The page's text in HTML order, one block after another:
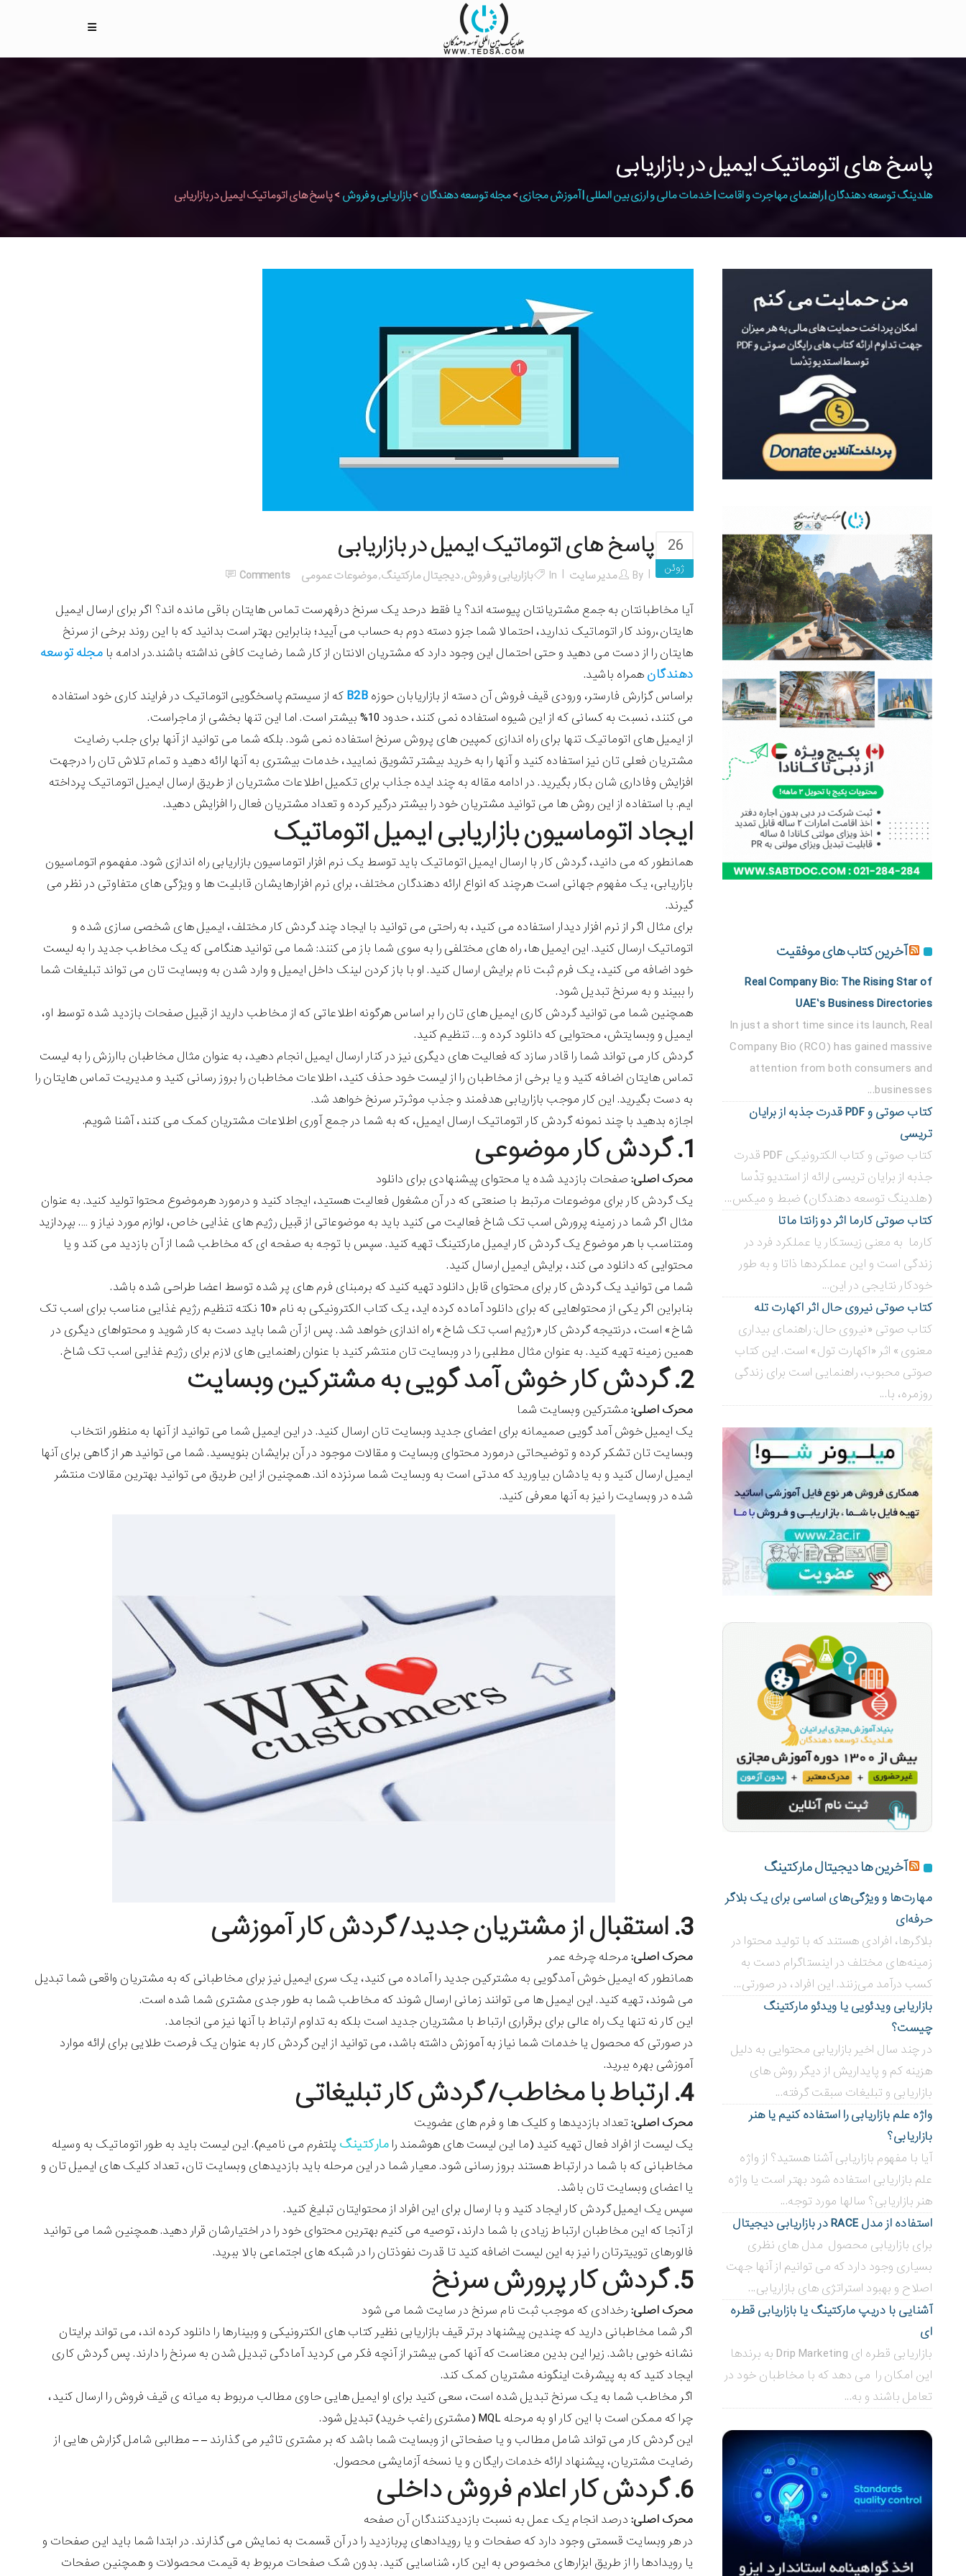
پاسخ های اتوماتیک ایمیل در بازاریابی
هلدینگ توسعه دهندگان | راهنمای مهاجرت و اقامت | خدمات مالی و ارزی بین المللی | آموزش مجازی>مجله توسعه دهندگان >بازاریابی و فروش >پاسخ های اتوماتیک ایمیل در بازاریابی
26
ژوئن
پاسخ های اتوماتیک ایمیل در بازاریابی
By مدیر سایت In بازاریابی و فروش,دیجیتال مارکتینگ,موضوعات عمومی Comments
آیا مخاطبانتان به جمع مشتریانتان پیوسته اند؟ یا فقط درحد یک سرنخ درفهرست تماس هایتان باقی مانده اند؟ اگر برای ارسال ایمیل
هایتان،روند کار اتوماتیک ندارید، احتمالا شما جزو دسته دوم به حساب می آیید؛ بنابراین بهتر است بدانید که با این روند برخی از سرنخ
هایتان را از دست می دهید و حتی احتمال این وجود دارد که مشتریان الانتان از کار شما رضایت کافی نداشته باشند.در ادامه با مجله توسعه
دهندگان همراه باشید.
براساس گزارش فارستر، ورودی قیف فروش آن دسته از بازاریابان حوزه B2B که از سیستم پاسخگویی اتوماتیک در فرایند کاری خود استفاده
می کنند، نسبت به کسانی که از این شیوه استفاده نمی کنند، حدود 10% بیشتر است. اما این تنها بخشی از ماجراست.
از ایمیل های اتوماتیک تنها برای راه اندازی کمپین های پروش سرنخ استفاده نمی شود. بلکه شما می توانید از آنها برای جلب رضایت
مشتریان فعلی تان نیز استفاده کنید و آنها را به خرید بیشتر تشویق نمایید، خدمات بیشتری به آنها ارائه دهید و تمام تلاش تان را درجهت
افزایش وفاداری شان بکار بگیرید. در ادامه مقاله به چند ایده جذاب برای تکمیل اطلاعات مشتریان از طریق ارسال ایمیل اتوماتیک پرداخته
ایم. با استفاده از این روش ها می توانید مشتریان خود را بیشتر درگیر کرده و تعداد مشتریان فعال را افزایش دهید.
ایجاد اتوماسیون بازاریابی ایمیل اتوماتیک
همانطور که می دانید، گردش کار با ارسال ایمیل اتوماتیک باید توسط یک نرم افزار اتوماسیون بازاریابی راه اندازی شود. مفهموم اتوماسیون
بازاریابی، یک مفهوم جهانی است هرچند که انواع ارائه دهندگان مختلف، برای نرم افزارهایشان قابلیت ها و ویژگی های متفاوتی در نظر می
گیرند.
برای مثال اگر از نرم افزار دیدار استفاده می کنید، به راحتی می توانید با ایجاد چند گردش کار مختلف، ایمیل های شخصی سازی شده و
اتوماتیک ارسال کنید. این ایمیل ها، راه های مختلفی را به سوی شما باز می کنند: شما می توانید هنگامی که یک مخاطب جدید را به لیست
خود اضافه می کنید، یک فرم ثبت نام برایش ارسال کنید. او با باز کردن لینک داخل ایمیل و وارد شدن به وبسایت تان می تواند تبلیغات شما
را ببیند و به سرنخ تبدیل شود.
همچنین شما می توانید گردش کاری ایمیل های تان را بر اساس هرگونه اطلاعاتی که از مخاطب دارید از قبیل صفحات بازدید شده توسط او،
ایمیل و وبسایتش، محتوایی که دانلود کرده و…. تنظیم کنید.
گردش کار می تواند شما را قادر سازد که فعالیت های دیگری نیز در کنار ارسال ایمیل انجام دهید، به عنوان مثال مخاطبان باارزش را به لیست
تماس هایتان اضافه کنید و یا برخی از مخاطبان را از لیست خود حذف کنید، اطلاعات مخاطبان را بروز رسانی کنید و مدیریت تماس هایتان را
به دست بگیرید. این کار موجب بازاریابی هدفمند و جذب موثرتر سرنخ خواهد شد.
اجازه بدهید با چند نمونه گردش کار اتوماتیک ارسال ایمیل، که به شما در جمع آوری اطلاعات مشتریان کمک می کنند، آشنا شویم.
1. گردش کار موضوعی
محرک اصلی: صفحات بازدید شده یا محتوای پیشنهادی برای دانلود
یک گردش کار برای موضوعات مرتبط با صنعتی که در آن مشغول فعالیت هستید، ایجاد کنید و درمورد هرموضوع محتوا تولید کنید. به عنوان
مثال اگر شما در زمینه پرورش اسب تک شاخ فعالیت می کنید باید به موضوعاتی از قبیل رژیم های غذایی خاص، لوازم مورد نیاز و …. بپردازید
ومتناسب با هر موضوع یک گردش کار ایمیل مارکتینگ تهیه کنید. سپس با توجه به صفحه ای که مخاطب شما از آن بازدید می کند و یا
محتوایی که دانلود می کند، برایش ایمیل ارسال کنید.
شما می توانید یک گردش کار برای محتوای قابل دانلود تهیه کنید که برمبنای فرم های پر شده توسط اعضا طراحی شده باشد.
بنابراین اگر یکی از محتواهایی که برای دانلود آماده کرده اید، یک کتاب الکترونیکی به نام «10 نکته تنظیم رژیم غذایی مناسب برای اسب تک
شاخ» است، درنتیجه گردش کار «رژیم اسب تک شاخ» راه اندازی خواهد شد. پس از آن شما باید دست به کار شوید و محتواهای دیگری در
همین زمینه تهیه کنید. به عنوان مثال مطلبی را در وبسایت تان منتشر کنید با عنوان راهنمایی های لازم برای رژیم غذایی اسب تک شاخ.
2. گردش کار خوش آمد گویی به مشترکین وبسایت
محرک اصلی: مشترکین وبسایت شما
یک ایمیل خوش آمد گویی صمیمانه برای اعضای جدید وبسایت تان ارسال کنید. در این ایمیل شما می توانید از آنها به منظور انتخاب
وبسایت تان تشکر کرده و توضیحاتی درمورد محتوای وبسایت و مقالات موجود در آن برایشان بنویسید. شما می توانید هر از گاهی برای آنها
ایمیل ارسال کنید و به یادشان بیاورید که مدتی است به وبسایت شما سرنزده اند. همچنین از این طریق می توانید بهترین مقالات منتشر
شده در وبسایت را نیز به آنها معرفی کنید.
3. استقبال از مشتریان جدید/ گردش کار آموزشی
محرک اصلی: مرحله چرخه عمر
همانطور که ایمیل خوش آمدگویی به مشترکین جدید را آماده می کنید، یک سری ایمیل نیز برای مخاطبانی که به مشتریان واقعی شما تبدیل
می شوند، تهیه کنید. این ایمیل ها می توانند زمانی ارسال شوند که مخاطب شما به طور جدی مشتری شما شده است.
این کار نه تنها یک راه عالی برای برقراری ارتباط با مشتریان جدید است بلکه به تداوم ارتباط با آنها نیز می انجامد.
در صورتی که محصول یا خدمات شما نیاز به آموزش داشته باشد، می توانید از این گردش کار به عنوان یک فرصت طلایی برای ارائه موارد
آموزشی بهره ببرید.
4. ارتباط با مخاطب/ گردش کار تبلیغاتی
محرک اصلی:تعداد بازدیدها و کلیک ها و فرم های عضویت
یک لیست از افراد فعال تهیه کنید (ما این لیست های هوشمند را مارکتینگ پلتفرم می نامیم). این لیست باید به طور اتوماتیک به وسیله
مخاطبانی که با شما در ارتباط هستند بروز رسانی شود. معیار شما در این مرحله باید بازدیدهای وبسایت تان، تعداد کلیک های ایمیل تان و
یا اعضای وبسایت تان باشد.
سپس یک ایمیل گردش کار ایجاد کنید و با ارسال برای این افراد از محتوایتان تبلیغ کنید.
از آنجا که این مخاطبان ارتباط زیادی با شما دارند، توصیه می کنیم بهترین محتوای خود را در اختیارشان قرار دهید. همچنین شما می توانید
فالورهای توییترتان را نیز به این لیست اضافه کنید تا قدرت نفوذتان را در شبکه های اجتماعی بالا ببرید.
5. گردش کار پرورش سرنخ
محرک اصلی: رخدادی که موجب ثبت نام سرنخ در سایت شما می شود
اگر شما مخاطبانی دارید که چندین پیشنهاد برتر قیف بازاریابی نظیر کتاب های الکترونیکی و وبینارها را دانلود کرده اند، می تواند برایتان
نشانه خوبی باشد. زیرا این بدین معناست که آنها کمی بیشتر از آنچه فکر می کردید آمادگی تبدیل شدن به سرنخ را دارند. پس گردش کاری
ایجاد کنید که به پیشرفت اینگونه مشتریان کمک کند.
اگر مخاطب شما به یک سرنخ تبدیل شده است، سعی کنید برای او ایمیل هایی حاوی مطالب مربوط به میانه ی قیف فروش را ارسال کنید،
چرا که ممکن است با این کار او به مرحله MQL (مشتری راغب خرید) تبدیل شود.
این گردش کار می تواند شامل مطالب و یا صفحاتی از وبسایت شما باشد که بر مشتری تاثیر می گذارند – – مطالبی شامل گزارش هایی از
رضایت مشتریان، پیشنهاد ارائه خدمات رایگان و یا نسخه آزمایشی محصول.
6. گردش کار اعلام فروش داخلی
محرک اصلی: درصد انجام یک عمل به نسبت بازدیدکنندگان آن صفحه
در هر وبسایت قسمتی وجود دارد که صفحات و یا رویدادهای پربازدید را در آن قسمت به نمایش می گذارند. در ابتدا شما باید این صفحات و
یا رویدادها را از طریق ابزارهای مخصوص به این کار، شناسایی کنید. بدون شک صفحات مربوط به قیمت محصولات و همچنین صفحات
آخرین کتاب های موفقیت
Real Company Bio: The Rising Star of
UAE’s Business Directories
In just a short time since its launch, Real
Company Bio (RCO) has gained massive
attention from both consumers and
businesses...
کتاب صوتی و PDF قدرت جذبه از برایان
تریسی
کتاب صوتی و کتاب الکترونیکی PDF قدرت
جذبه از برایان تریسی ارائه از استدیو تِدْسا
(هلدینگ توسعه دهندگان) ضبط و میکس...
کتاب صوتی کارما اثر دو زانتا ماتا
کارما به معنی زیستکار یا عملکرد فرد در
زندگی است و این عملکردها ذاتا و به طور
خودکار نتایجی در این...
کتاب صوتی نیروی حال اثر اکهارت تله
کتاب صوتی «نیروی حال: راهنمای بیداری
معنوی» اثر «اکهارت تول» است. این کتاب
صوتی محبوب، راهنمایی است برای زندگی
روزمره، با...
آخرین ها دیجیتال مارکتینگ
مهارت‌ها و ویژگی‌های اساسی برای یک بلاگر
حرفه‌ای
بلاگر‌ها، افرادی هستند که با تولید محتوا در
زمینه‌های مختلف در اینستاگرام دست به
کسب درآمد می‌زنند. این افراد، در صورتی...
بازاریابی ویدئویی ‌یا ویدئو مارکتینگ
چیست؟
در چند سال اخیر بازاریابی محتوایی به دلیل
هزینه کم و پایداریش از دیگر روش های
بازاریابی و تبلیغات سبقت گرفته...
واژه علم بازاریابی را استفاده کنیم یا هنر
بازاریابی؟
آیا با مفهوم بازاریابی آشنا هستید؟ از واژه
علم بازاریابی استفاده شود بهتر است یا واژه
هنر بازاریابی؟ سالها مورد توجه...
استفاده از مدل RACE در بازاریابی دیجیتال
برای بازاریابی محصول مدل های نظری
بسیاری وجود دارد که می توانیم از آنها جهت
اصلاح و بهبود استراتژی های بازاریابی...
آشنایی با دریپ مارکتینگ یا بازاریابی قطره
ای
بازاریابی قطره ای Drip Marketing به برندها
این امکان را می دهد که با مخاطبان خود در
تعامل باشند و به...